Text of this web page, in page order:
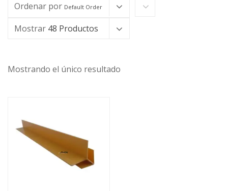
Ordenar por Default Order
Mostrar 48 Productos
Mostrando el único resultado